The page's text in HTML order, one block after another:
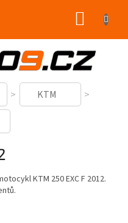
KTM
KTM 250 EXC F 2012.